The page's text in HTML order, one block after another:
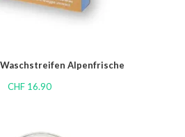
Alpenfrische
CHF16.90